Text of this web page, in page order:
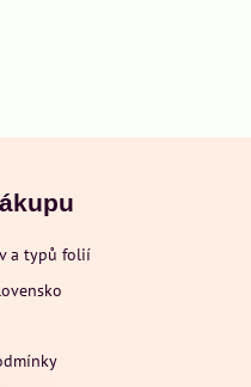
a typů folií